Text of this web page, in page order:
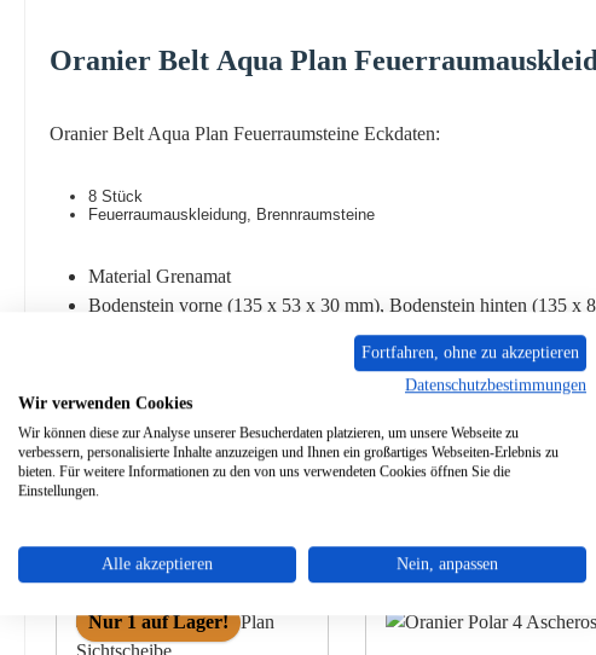
Oranier Belt Aqua Plan
Oranier Belt Aqua Plan Feuerraumsteine Eckdaten:
8 Stück
Feuerraumauskleidung, Brennraumsteine
Material Grenamat
Bodenstein vorne (135 x 53 x 30 mm), Bodenstein hinten (135 x
Bodenstein links (275 x 128 x 30 mm), Bodenstein rechts (275 x
Seitenstein links (273 x 400 x 25 mm), Seitenstein rechts (273 x
Rückwandstein links gelocht (400 x 222 x 25 mm),
Nur 1 auf Lager!
Fortfahren, ohne zu akzeptieren
Datenschutzbestimmungen
Wir verwenden Cookies
Wir können diese zur Analyse unserer Besucherdaten platzieren, um unsere Webseite zu
verbessern, personalisierte Inhalte anzuzeigen und Ihnen ein großartiges Webseiten-Erlebnis zu
bieten. Für weitere Informationen zu den von uns verwendeten Cookies öffnen Sie die
Einstellungen.
Alle akzeptieren Nein, anpassen